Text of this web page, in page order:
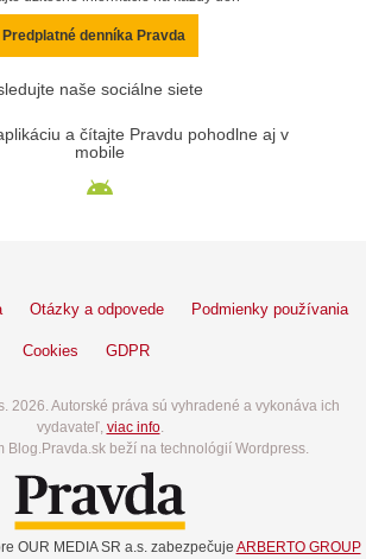
Predplatné denníka Pravda
naše sociálne siete
a čítajte Pravdu pohodlne aj v
mobile
Otázky a odpovede Podmienky používania
Cookies GDPR
2026. Autorské práva sú vyhradené a vykonáva ich
vydavateľ, viac info.
Blog.Pravda.sk beží na technológií Wordpress.
OUR MEDIA SR a.s. zabezpečuje ARBERTO GROUP